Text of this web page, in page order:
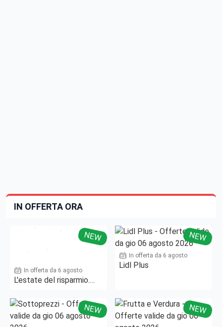
IN OFFERTA ORA
NEW
In offerta da 6 agosto
L'estate del risparmio.
NEW
In offerta da 6 agosto
Lidl Plus
NEW NEW